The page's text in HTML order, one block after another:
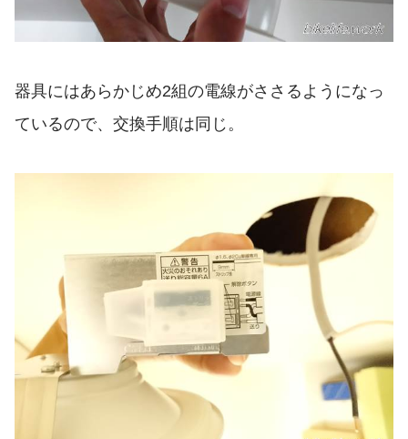
器具にはあらかじめ2組の電線がささるようになっ
ているので、交換手順は同じ。